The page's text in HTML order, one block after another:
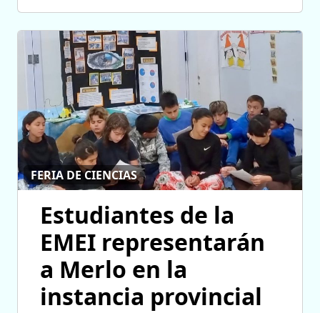
FERIA DE CIENCIAS
Estudiantes de la
EMEI representarán
a Merlo en la
instancia provincial